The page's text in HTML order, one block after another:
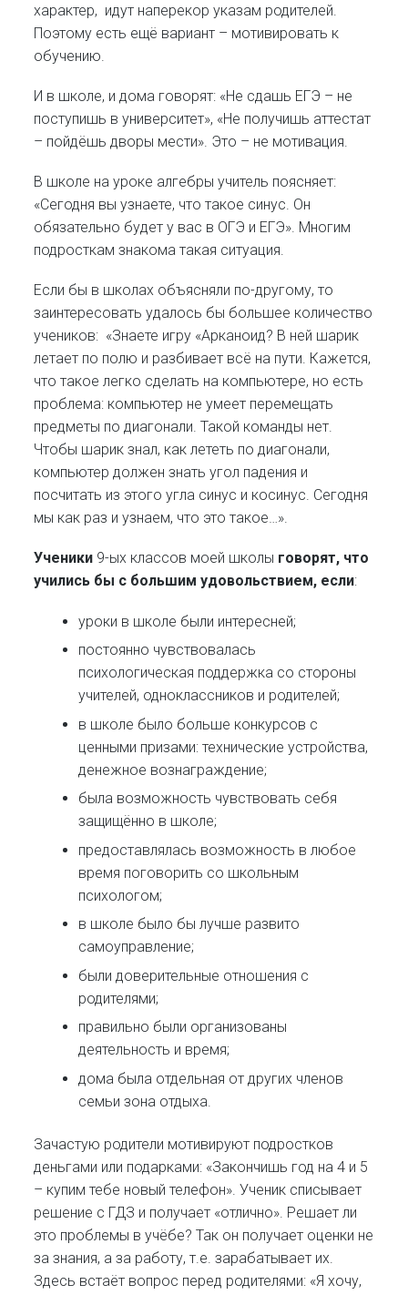
характер, идут наперекор указам родителей.
Поэтому есть ещё вариант – мотивировать к
обучению.
И в школе, и дома говорят: «Не сдашь ЕГЭ – не
поступишь в университет», «Не получишь аттестат
– пойдёшь дворы мести». Это – не мотивация.
В школе на уроке алгебры учитель поясняет:
«Сегодня вы узнаете, что такое синус. Он
обязательно будет у вас в ОГЭ и ЕГЭ». Многим
подросткам знакома такая ситуация.
Если бы в школах объясняли по-другому, то
заинтересовать удалось бы большее количество
учеников: «Знаете игру «Арканоид? В ней шарик
летает по полю и разбивает всё на пути. Кажется,
что такое легко сделать на компьютере, но есть
проблема: компьютер не умеет перемещать
предметы по диагонали. Такой команды нет.
Чтобы шарик знал, как лететь по диагонали,
компьютер должен знать угол падения и
посчитать из этого угла синус и косинус. Сегодня
мы как раз и узнаем, что это такое…».
Ученики 9-ых классов моей школы говорят, что
учились бы с большим удовольствием, если:
уроки в школе были интересней;
постоянно чувствовалась
психологическая поддержка со стороны
учителей, одноклассников и родителей;
в школе было больше конкурсов с
ценными призами: технические устройства,
денежное вознаграждение;
была возможность чувствовать себя
защищённо в школе;
предоставлялась возможность в любое
время поговорить со школьным
психологом;
в школе было бы лучше развито
самоуправление;
были доверительные отношения с
родителями;
правильно были организованы
деятельность и время;
дома была отдельная от других членов
семьи зона отдыха.
Зачастую родители мотивируют подростков
деньгами или подарками: «Закончишь год на 4 и 5
– купим тебе новый телефон». Ученик списывает
решение с ГДЗ и получает «отлично». Решает ли
это проблемы в учёбе? Так он получает оценки не
за знания, а за работу, т.е. зарабатывает их.
Здесь встаёт вопрос перед родителями: «Я хочу,